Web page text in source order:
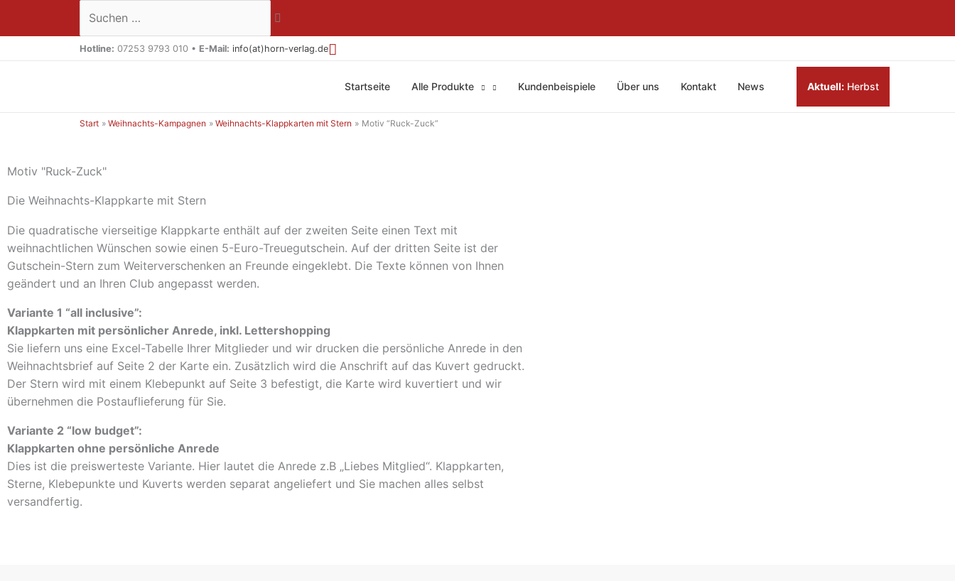
Suchen …
Hotline: 07253 9793 010 • E-Mail: info(at)horn-verlag.de
Startseite Alle Produkte Kundenbeispiele Über uns Kontakt News Aktuell: Herbst
Start Weihnachts-Kampagnen Weihnachts-Klappkarten mit Stern Motiv “Ruck-Zuck”
Motiv "Ruck-Zuck"
Die Weihnachts-Klappkarte mit Stern
Die quadratische vierseitige Klappkarte enthält auf der zweiten Seite einen Text mit
weihnachtlichen Wünschen sowie einen 5-Euro-Treuegutschein. Auf der dritten Seite ist der
Gutschein-Stern zum Weiterverschenken an Freunde eingeklebt. Die Texte können von Ihnen
geändert und an Ihren Club angepasst werden.
Variante 1 “all inclusive”:
Klappkarten mit persönlicher Anrede, inkl. Lettershopping
Sie liefern uns eine Excel-Tabelle Ihrer Mitglieder und wir drucken die persönliche Anrede in den
Weihnachtsbrief auf Seite 2 der Karte ein. Zusätzlich wird die Anschrift auf das Kuvert gedruckt.
Der Stern wird mit einem Klebepunkt auf Seite 3 befestigt, die Karte wird kuvertiert und wir
übernehmen die Postauflieferung für Sie.
Variante 2 “low budget”:
Klappkarten ohne persönliche Anrede
Dies ist die preiswerteste Variante. Hier lautet die Anrede z.B „Liebes Mitglied“. Klappkarten,
Sterne, Klebepunkte und Kuverts werden separat angeliefert und Sie machen alles selbst
versandfertig.